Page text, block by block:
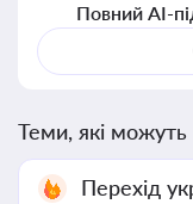
Повний AI-
Теми, які можуть
Перехід